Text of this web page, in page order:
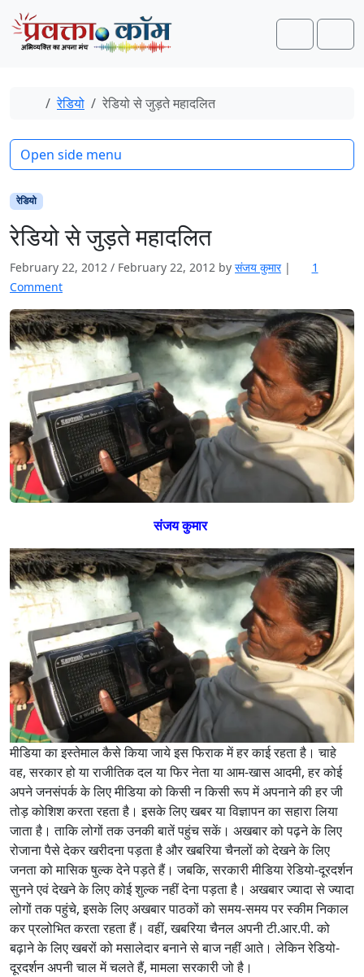
Skip to content
Skip to footer
Search
Home
रेडियो रेडियो से जुड़ते महादलित
रेडियो
रेडियो से जुड़ते महादलित
February 22, 2012 / February 22, 2012 by संजय कुमार |
1
Commento
रे
डि
यो
से
जु
ड़
ते
हा
द
लि
त
संजय कुमार
मीडिया का इस्तेमाल कैसे किया जाये इस फिराक में हर काई रहता है। चाहे
वह, सरकार हो या राजीतिक दल या फिर नेता या आम-खास आदमी, हर कोई
अपने जनसंपर्क के लिए मीडिया को किसी न किसी रूप में अपनाने की हर जी
तोड़ कोशिश करता रहता है। इसके लिए खबर या विज्ञापन का सहारा लिया
जाता है। ताकि लोगों तक उनकी बातें पहुंच सकें। अखबार को पढ़ने के लिए
रोजाना पैसे देकर खरीदना पड़ता है और खबरिया चैनलों को देखने के लिए
जनता को मासिक षुल्क देने पड़ते हैं। जबकि, सरकारी मीडिया रेडियो-दूरदर्शन
सुनने एवं देखने के लिए कोई शुल्क नहीं देना पड़ता है। अखबार ज्यादा से ज्यादा
लोगों तक पहुंचे, इसके लिए अखबार पाठकों को समय-समय पर स्कीम निकाल
कर प्रलोभित करता रहता हैं। वहीं, खबरिया चैनल अपनी टी.आर.पी. को
बढ़ाने के लिए खबरों को मसालेदार बनाने से बाज नहीं आते। लेकिन रेडियो-
दूरदर्शन अपनी चाल में चलते हैं, मामला सरकारी जो है।
Open side menu